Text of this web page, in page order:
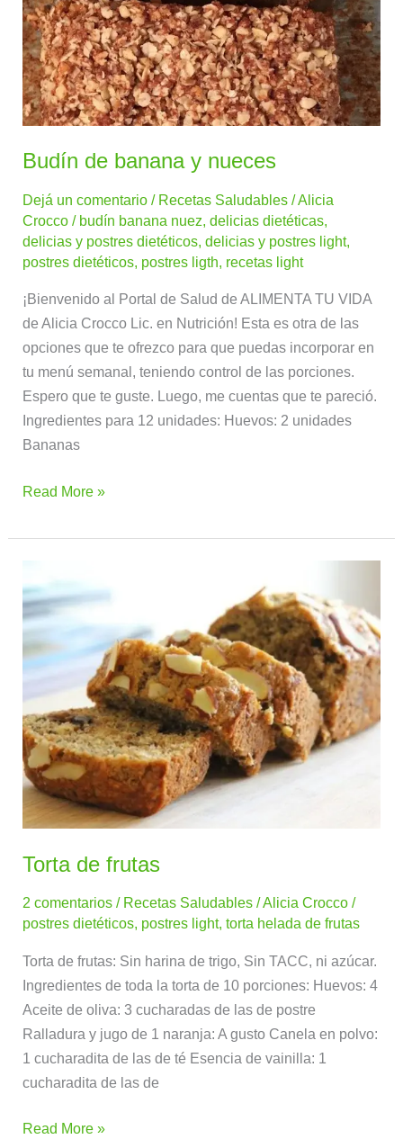
Budín de banana y nueces
Dejá un comentario / Recetas Saludables /Alicia
Crocco/ budín banana nuez,delicias dietéticas,
delicias y postres dietéticos,delicias y postres light,
postres dietéticos, postres ligth, recetas light
¡Bienvenido al Portal de Salud de ALIMENTA TU VIDA
de Alicia Crocco Lic. en Nutrición! Esta es otra de las
opciones que te ofrezco para que puedas incorporar en
tu menú semanal, teniendo control de las porciones.
Espero que te guste. Luego, me cuentas que te pareció.
Ingredientes para 12 unidades: Huevos: 2 unidades
Bananas
Read More »
Torta de frutas
2 comentarios / Recetas Saludables /Alicia Crocco/
postres dietéticos, postres light,torta helada de frutas
Torta de frutas: Sin harina de trigo, Sin TACC, ni azúcar.
Ingredientes de toda la torta de 10 porciones: Huevos: 4
Aceite de oliva: 3 cucharadas de las de postre
Ralladura y jugo de 1 naranja: A gusto Canela en polvo:
1 cucharadita de las de té Esencia de vainilla: 1
cucharadita de las de
de
frutas
Read More »